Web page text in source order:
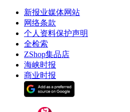
新报业媒体网站
网络条款
个人资料保护声明
全检索
ZShop集品店
海峡时报
商业时报